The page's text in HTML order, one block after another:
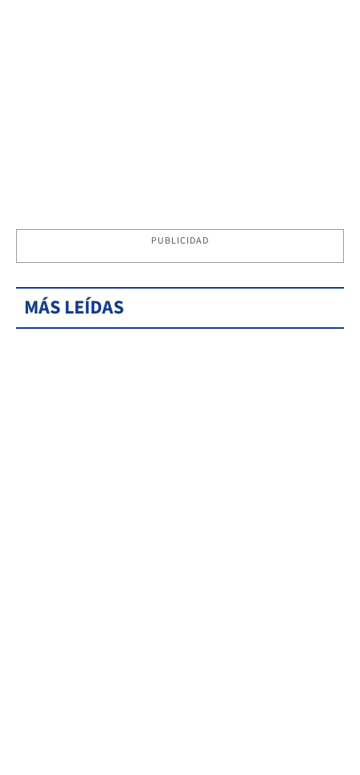
PUBLICIDAD
MÁS LEÍDAS